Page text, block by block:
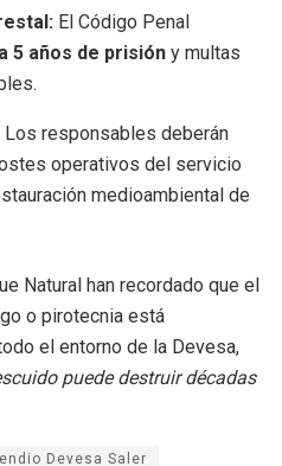
El Código Penal
5 años de prisión y multas
Los responsables deberán
operativos del servicio
medioambiental de
Natural han recordado que el
o pirotecnia está
el entorno de la Devesa,
puede destruir décadas
Devesa Saler